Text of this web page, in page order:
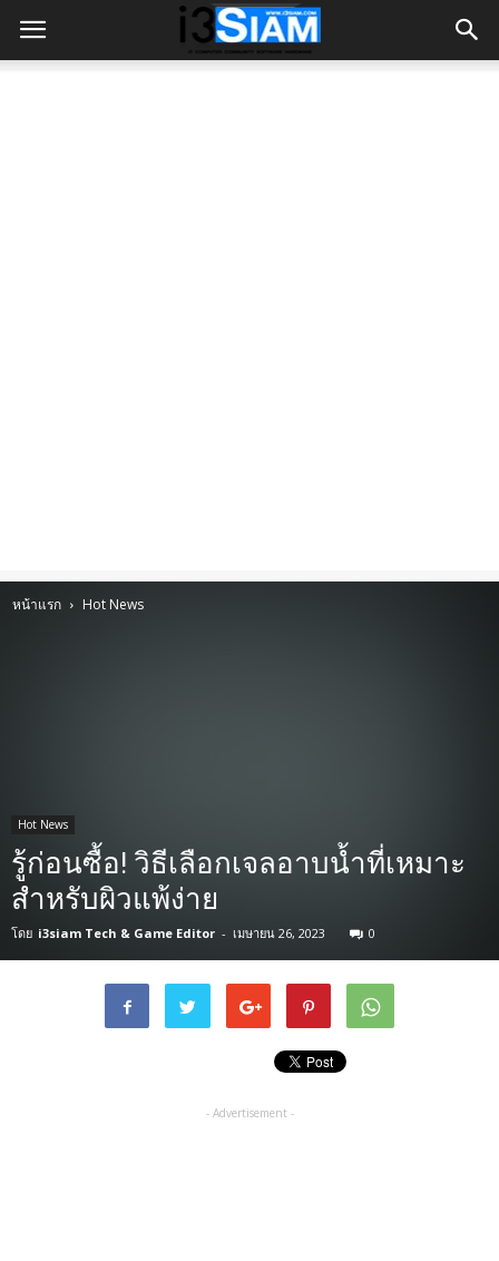
หน้าแรก Hot News
Hot News
รู้ก่อนซื้อ! วิธีเลือกเจลอาบน้ำที่เหมาะ
สำหรับผิวแพ้ง่าย
โดย i3siam Tech & Game Editor - เมษายน 26, 2023 0
- Advertisement -